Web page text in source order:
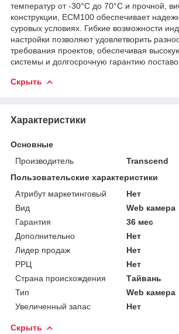
температур от -30°C до 70°C и прочной,
конструкции, ECM100 обеспечивает
суровых условиях. Гибкие возможности
настройки позволяют удовлетворить
требования проектов, обеспечивая
системы и долгосрочную гарантию
Скрыть
Характеристики
Основные
Производитель
Transcend
Пользовательские характеристики
Атрибут маркетинговый
Нет
Вид
Web камера
Гарантия
36 мес
Дополнительно
Нет
Лидер продаж
Нет
РРЦ
Нет
Страна происхождения
Тайвань
Тип
Web камера
Увеличенный запас
Нет
Скрыть